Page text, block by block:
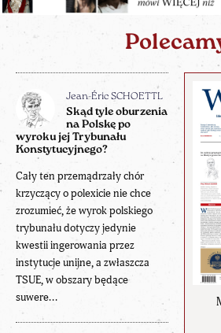
Jean-Éric SCHOETTL
Skąd tyle oburzenia
na Polskę po
wyroku jej Trybunału
Konstytucyjnego?
Cały ten przemądrzały chór
krzyczący o polexicie nie chce
zrozumieć, że wyrok polskiego
trybunału dotyczy jedynie
kwestii ingerowania przez
instytucje unijne, a zwłaszcza
TSUE, w obszary będące
suwere...